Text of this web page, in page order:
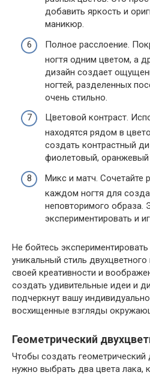
добавить яркость и
маникюр.
Полное расслоение.
ногтя одним цветом, а
дизайн создает
ногтей, разделенных
очень стильно.
Цветовой контраст.
находятся рядом в
создать контрастный
фиолетовый, оранжевый
Микс и матч. Сочетайте
каждом ногтя для
неповторимого образа.
экспериментировать и
Не бойтесь
уникальный стиль
своей креативности и
создать удивительные идеи и
подчеркнут вашу
восхищенные взгляды
Геометрический
Чтобы создать
нужно выбрать два цвета лака,